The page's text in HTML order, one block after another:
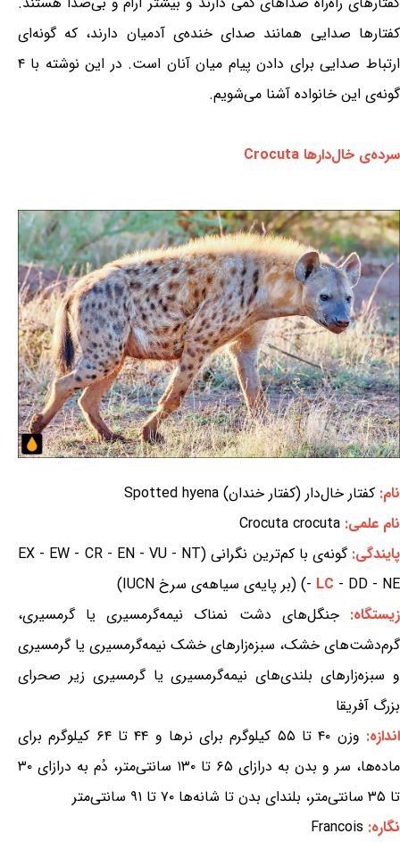
کفتارها صدایی همانند صدای خنده‌ی آدمیان دارند، که گونه‌ای
ارتباط صدایی برای دادن پیام میان آنان است. در این نوشته با ۴
گونه‌ی این خانواده آشنا می‌شویم.
سرده‌ی خال‌دارها Crocuta
نام: کفتار خال‌دار (کفتار خندان) Spotted hyena
نام علمی: Crocuta crocuta
پایندگی:
گونه‌ی با کم‌ترین نگرانی (EX - EW - CR - EN - VU - NT
- LC - DD - NE) (بر پایه‌ی سیاهه‌ی سرخ IUCN)
زیستگاه:جنگل‌های دشت نمناک نیمه‌گرمسیری یا گرمسیری،
گرم‌دشت‌های خشک، سبزه‌زارهای خشک نیمه‌گرمسیری یا گرمسیری
و سبزه‌زارهای بلندی‌های نیمه‌گرمسیری یا گرمسیری زیر صحرای
بزرگ آفریقا
اندازه:
وزن ۴۰ تا ۵۵ کیلوگرم برای نرها و ۴۴ تا ۶۴ کیلوگرم برای
ماده‌ها، سر و بدن به درازای ۶۵ تا ۱۳۰ سانتی‌متر، دُم به درازای ۳۰
تا ۳۵ سانتی‌متر، بلندای بدن تا شانه‌ها ۷۰ تا ۹۱ سانتی‌متر
نگاره: Francois